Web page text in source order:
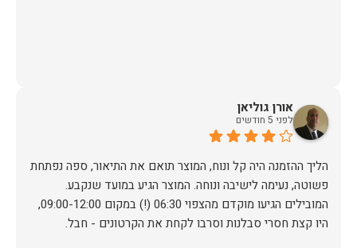
אורן גוליאן
לפני 5 חודשים
הליך ההזמנה היה קל ונוח, המוצר תואם את התיאור, ספה נפתחת
פשוטה, נעימה לישיבה ונוחה. המוצר הגיע במועד שנקבע.
המובילים הגיעו מוקדם מהצפוי 06:30 (!) במקום 09:00-12:00,
היו קצת חסרי סבלנות וסרבו לקחת את הקרטונים - חבל.